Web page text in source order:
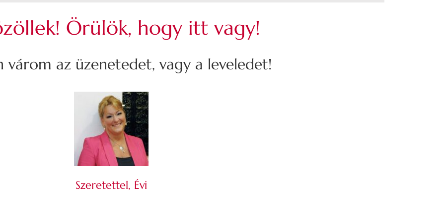
Örülök, hogy itt vagy!
várom az üzenetedet, vagy a leveledet!
Szeretettel, Évi